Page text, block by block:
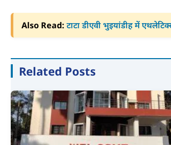
Also Read: टाटा डीएवी भुइयांडीह में
Related Posts